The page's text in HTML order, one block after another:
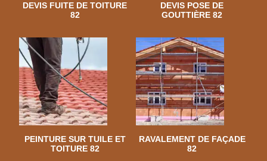
DEVIS FUITE DE TOITURE
82
DEVIS POSE DE
GOUTTIÈRE 82
PEINTURE SUR TUILE ET
TOITURE 82
RAVALEMENT DE FAÇADE
82